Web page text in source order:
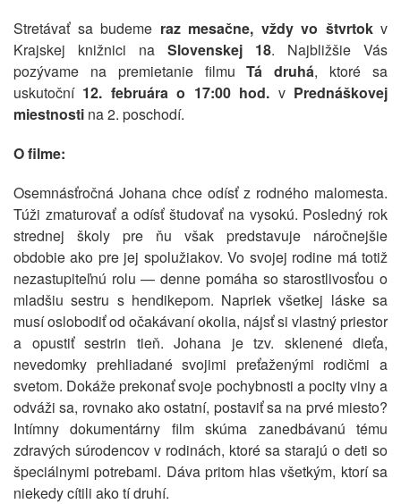
Stretávať sa budeme raz mesačne, vždy vo štvrtokv
Krajskej knižnici na Slovenskej 18. Najbližšie Vás
pozývame na premietanie filmuTá druhá, ktoré sa
uskutoční12. februárao 17:00 hod. v Prednáškovej
miestnosti na 2. poschodí.
O filme:
Osemnásťročná Johana chce odísť z rodného malomesta.
Túži zmaturovať a odísť študovať na vysokú. Posledný rok
strednej školy pre ňu však predstavuje náročnejšie
obdobie ako pre jej spolužiakov. Vo svojej rodine má totiž
nezastupiteľnú rolu — denne pomáha so starostlivosťou o
mladšiu sestru s hendikepom. Napriek všetkej láske sa
musí oslobodiť od očakávaní okolia, nájsť si vlastný priestor
a opustiť sestrin tieň. Johana je tzv. sklenené dieťa,
nevedomky prehliadané svojimi preťaženými rodičmi a
svetom. Dokáže prekonať svoje pochybnosti a pocity viny a
odváži sa, rovnako ako ostatní, postaviť sa na prvé miesto?
Intímny dokumentárny film skúma zanedbávanú tému
zdravých súrodencov v rodinách, ktoré sa starajú o deti so
špeciálnymi potrebami. Dáva pritom hlas všetkým, ktorí sa
niekedy cítili ako tí druhí.